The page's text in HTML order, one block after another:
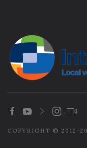
COPYRIGHT © 2012-